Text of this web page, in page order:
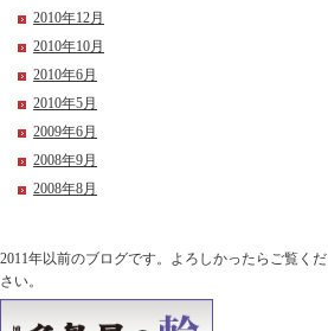
2010年12月
2010年10月
2010年6月
2010年5月
2009年6月
2008年9月
2008年8月
2011年以前のブログです。よろしかったらご覧くだ
さい。